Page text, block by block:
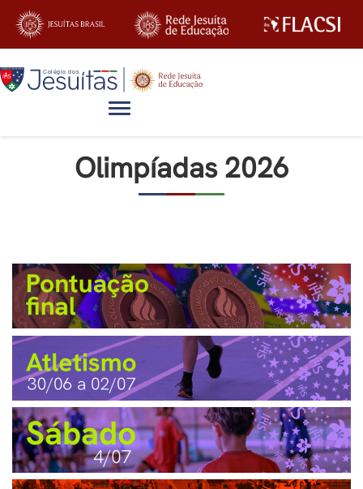
Alternar navegação
Olimpíadas 2026